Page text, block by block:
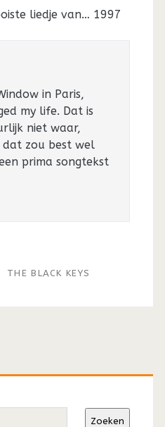
liedje van… 1997
in Paris,
my life. Dat is
niet waar,
dat zou best wel
prima songtekst
THE BLACK KEYS
Zoeken